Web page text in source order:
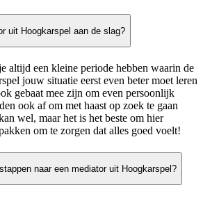
uit Hoogkarspel aan de slag?
altijd een kleine periode hebben waarin de
jouw situatie eerst even beter moet leren
gebaat mee zijn om even persoonlijk
ook af om met haast op zoek te gaan
wel, maar het is het beste om hier
om te zorgen dat alles goed voelt!
naar een mediator uit Hoogkarspel?